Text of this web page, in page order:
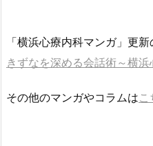
「横浜心療内科マンガ」更新
きずなを深める会話術～横
その他のマンガやコラムはこ